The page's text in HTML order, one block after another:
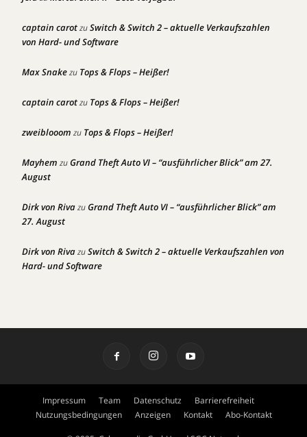
captain carotzuSwitch & Switch 2 – aktuelle Verkaufszahlen
von Hard- und Software
Max Snakezu Tops & Flops – Heißer!
captain carotzu Tops & Flops – Heißer!
zweiblooom zu Tops & Flops – Heißer!
Mayhem zuGrand Theft Auto VI – “ausführlicher Blick” am 27.
August
Dirk von RivazuGrand Theft Auto VI – “ausführlicher Blick” am
27. August
Dirk von RivazuSwitch & Switch 2 – aktuelle Verkaufszahlen von
Hard- und Software
Impressum Team Datenschutz
Barrierefreiheit
Nutzungsbedingungen
Anzeigen Kontakt Abo-Kontakt